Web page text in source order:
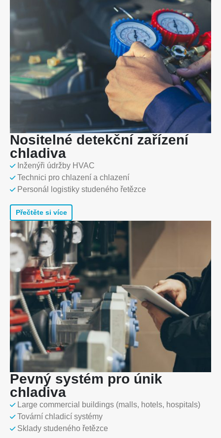
Nositelné detekční zařízení
chladiva
Inženýři údržby HVAC
Technici pro chlazení a chlazení
Personál logistiky studeného řetězce
Přečtěte si více
Pevný systém pro únik
chladiva
Large commercial buildings (malls, hotels, hospitals)
Tovární chladicí systémy
Sklady studeného řetězce
Kontaktujte nás
Adresa : Č. 299 Jinsuo Road, National High-Tech Zone, Zhengzhou
Tel:0086-371-67169097
E-mail:cece@winsensor.com
Whatsapp: + 8618595618735
WeChat: 18569903598